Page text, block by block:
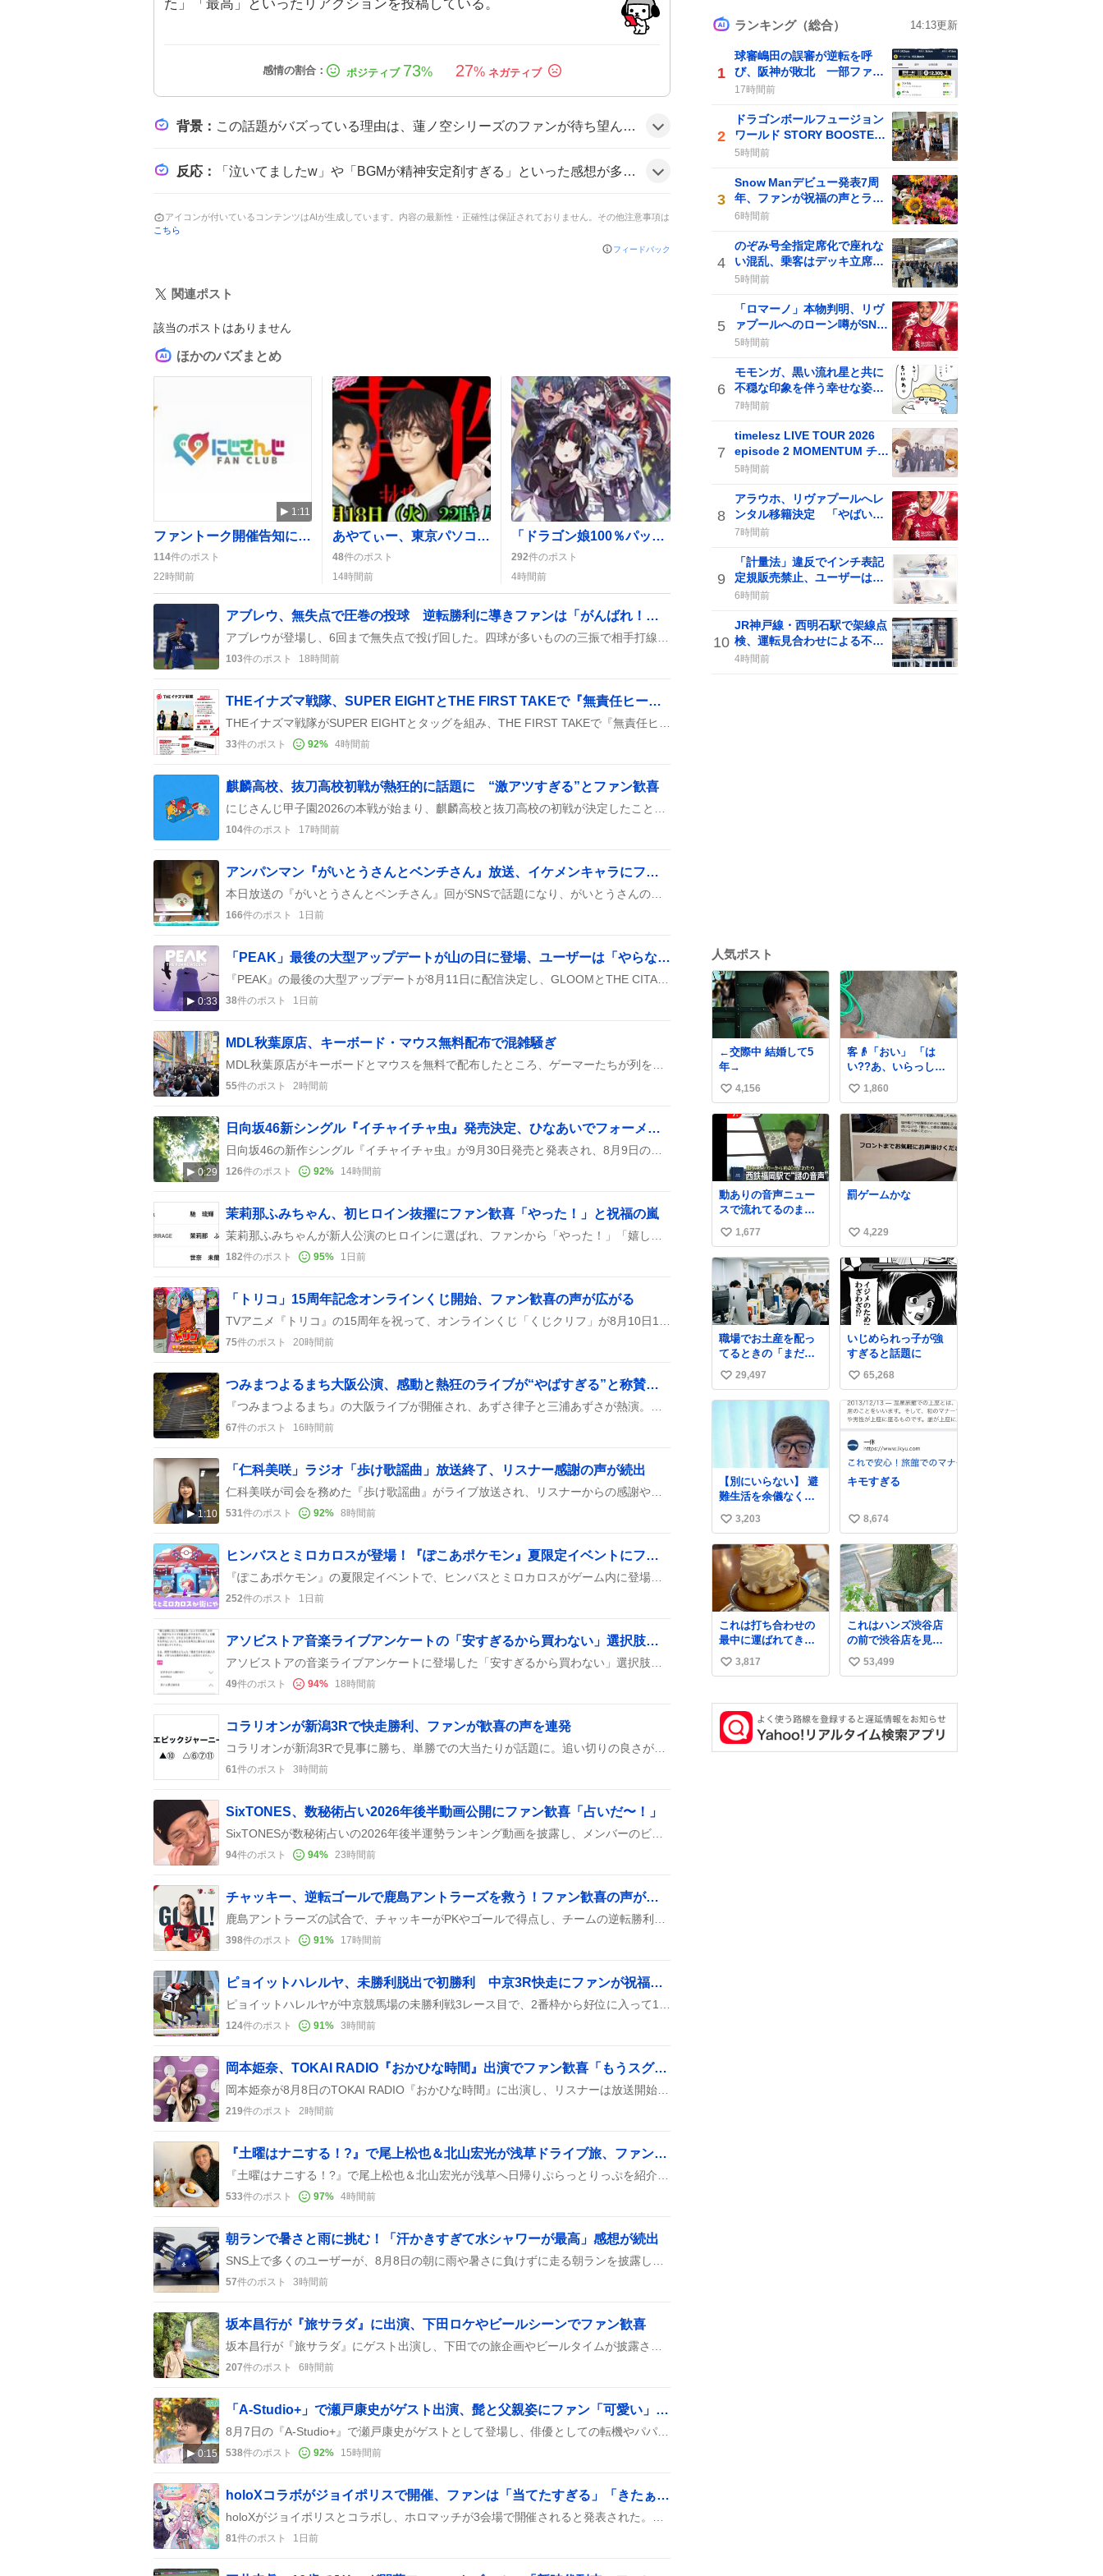
た」「最高」といったリアクションを投稿している。
73% 27%
背景 ： この話題がバズっている理由は、蓮ノ空シリーズのファンが待ち望んでいた映画がついに公開されたことと、感動的なストーリーや音楽が視聴者の期待に応えたためとみられる。SNSでのリアルタイム感想が拡散し、話題が加速したようだ。
反応 ： 「泣いてましたw」や「BGMが精神安定剤すぎる」といった感想が多数寄せられ、「最高」「感動した」などのポジティブな声が目立つ。ファン同士で「感動」「興奮」の雰囲気が広がっている様子だ。
アイコンが付いているコンテンツはAIが生成しています。内容の最新性・正確性は保証されておりません。その他注意事項は
こちら
フィードバック
関連ポスト
該当のポストはありません
ほかのバズまとめ
1:11
ファントーク開催告知にファン歓喜「やったー！」と熱狂、当選期待が高まる
114件のポスト
22時間前
あやてぃー、東京パソコンクラブでラスト出演 卒業を惜しむファンの声が広がる
48件のポスト
14時間前
「ドラゴン娘100％パック」発売、ファンは「最高」「笑い」など歓喜の声
292件のポスト
4時間前
アブレウ、無失点で圧巻の投球 逆転勝利に導きファンは「がんばれ！」と歓喜
103件のポスト 18時間前
THEイナズマ戦隊、SUPER EIGHTとTHE FIRST TAKEで『無責任ヒーロー』披露にファン歓喜
33件のポスト 92% 4時間前
麒麟高校、抜刀高校初戦が熱狂的に話題に “激アツすぎる”とファン歓喜
104件のポスト 17時間前
アンパンマン『がいとうさんとベンチさん』放送、イケメンキャラにファン歓喜
166件のポスト 1日前
0:33
「PEAK」最後の大型アップデートが山の日に登場、ユーザーは「やらなきゃ！」と期待感炸裂
38件のポスト 1日前
MDL秋葉原店、キーボード・マウス無料配布で混雑騒ぎ
55件のポスト 2時間前
0:29
日向坂46新シングル『イチャイチャ虫』発売決定、ひなあいでフォーメーション発表にファン「リアタイしたい」
126件のポスト 92% 14時間前
茉莉那ふみちゃん、初ヒロイン抜擢にファン歓喜「やった！」と祝福の嵐
182件のポスト 95% 1日前
「トリコ」15周年記念オンラインくじ開始、ファン歓喜の声が広がる
75件のポスト 20時間前
つみまつよるまち大阪公演、感動と熱狂のライブが“やばすぎる”と称賛の嵐
67件のポスト 16時間前
1:10
「仁科美咲」ラジオ「歩け歌謡曲」放送終了、リスナー感謝の声が続出
531件のポスト 92% 8時間前
ヒンバスとミロカロスが登場！『ぽこあポケモン』夏限定イベントにファン歓喜
252件のポスト 1日前
アソビストア音楽ライブアンケートの「安すぎるから買わない」選択肢にユーザーが戸惑い
49件のポスト 94% 18時間前
コラリオンが新潟3Rで快走勝利、ファンが歓喜の声を連発
61件のポスト 3時間前
SixTONES、数秘術占い2026年後半動画公開にファン歓喜「占いだ〜！」
94件のポスト 94% 23時間前
チャッキー、逆転ゴールで鹿島アントラーズを救う！ファン歓喜の声が止まらない
398件のポスト 91% 17時間前
ピョイットハレルヤ、未勝利脱出で初勝利 中京3R快走にファンが祝福の声を連発
124件のポスト 91% 3時間前
岡本姫奈、TOKAI RADIO『おかひな時間』出演でファン歓喜「もうスグ始まる」
219件のポスト 2時間前
『土曜はナニする！?』で尾上松也＆北山宏光が浅草ドライブ旅、ファンは「めちゃくちゃ楽しめた」
533件のポスト 97% 4時間前
朝ランで暑さと雨に挑む！「汗かきすぎて水シャワーが最高」感想が続出
57件のポスト 3時間前
坂本昌行が『旅サラダ』に出演、下田ロケやビールシーンでファン歓喜
207件のポスト 6時間前
0:15
「A-Studio+」で瀬戸康史がゲスト出演、髭と父親姿にファン「可愛い」熱狂
538件のポスト 92% 15時間前
holoXコラボがジョイポリスで開催、ファンは「当てたすぎる」「きたぁぁぁ！」と熱狂
81件のポスト 1日前
ランキング（総合） 14:13更新
1
球審嶋田の誤審が逆転を呼
び、阪神が敗北 一部ファン
からは批判の声も
17時間前
2
ドラゴンボールフュージョン
ワールド STORY BOOSTER
01」発売、予約完売で店頭販
5時間前
3
Snow Manデビュー発表7周
年、ファンが祝福の声とライ
ブ配信で盛り上がる
6時間前
4
のぞみ号全指定席化で座れな
い混乱、乗客はデッキ立席や
ひかり号自由席へ奔る
5時間前
5
「ロマーノ」本物判明、リヴ
ァプールへのローン噂がSNS
で話題に
5時間前
6
モモンガ、黒い流れ星と共に
不穏な印象を伴う幸せな姿が
話題に 最新話で登場しファ
7時間前
7
timelesz LIVE TOUR 2026
episode 2 MOMENTUM チケ
ット販売開始、ファン歓喜の
5時間前
8
アラウホ、リヴァプールへレ
ンタル移籍決定 「やばい」
などの期待の声がSNSで広が
7時間前
9
「計量法」違反でインチ表記
定規販売禁止、ユーザーは
「知らなかった」驚き
6時間前
10
JR神戸線・西明石駅で架線点
検、運転見合わせによる不便
と代替手段への期待
4時間前
人気ポスト
←交際中 結婚して5
年→
い
い
ね
4,156
客👴「おい」 「は
い??あ、いらっしゃ
いませ」 👴「さっき
からずっと水出しっ
ぱなしでもったいな
いだろ」 「静電気を
逃がし、熱くなった
地面の温度を下げ、
引火事故の防止の為
必要な作業です」 👴
「水不足の昨今にも
るな!!」 それでは歌
います、聞いてくだ
さい 「井戸水」
い
い
ね
数
1,860
動ありの音声ニュー
スで流れてるのまじ
かw
い
い
ね
数
1,677
罰ゲームかな
い
い
ね
数
4,229
職場でお土産を配っ
てるときの「まだ気
づいてませんよ」的
な演技が毎回シンド
い。
い
い
29,497
いじめられっ子が強
すぎると話題に
い
い
ね
65,268
【別にいらない】 避
難生活を余儀なくさ
れている子どもたち
のためにヒカキンボ
ックス1000個を寄付
させていただきまし
た
い
い
ね
数
3,203
キモすぎる
い
い
ね
数
8,674
これは打ち合わせの
最中に運ばれてきて
私の理性を根こそぎ
奪い去ったプリンの
い
ね
数
3,817
これはハンズ渋谷店
の前で渋谷店を見守
ってくれている「く
つろ木」。
い
ね
数
53,499